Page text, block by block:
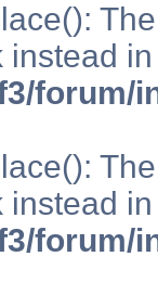
instead in
forum/
instead in
forum/